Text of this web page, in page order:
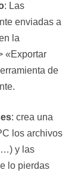
: Las
enviadas a
la
«Exportar
de
: crea una
los archivos
…) y las
lo pierdas